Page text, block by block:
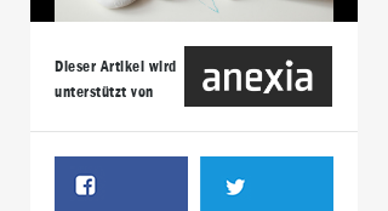
Dieser Artikel wird
unterstützt von